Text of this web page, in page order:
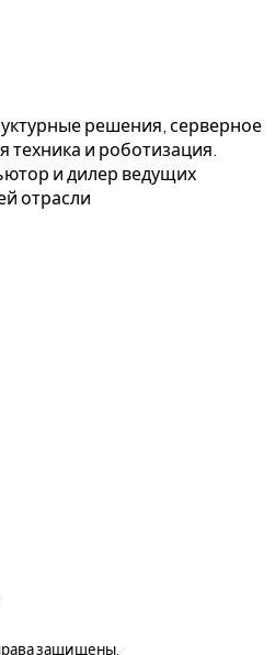
решения, серверное
техника и роботизация.
и дилер ведущих
отрасли
защищены.